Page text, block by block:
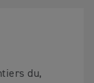
du,